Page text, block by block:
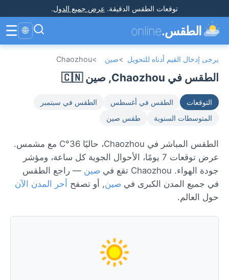
توقعات الطقس الدقيقة. عرض جميع الدول.
الطقس.online
🌐
☰
يرجى إدخال القيم أدناه للتحويل >صين >
Chaozhou
الطقس في Chaozhou, صين 🇨🇳
التوقعات الطقس في أغسطس
الطقس في سبتمبر
المتوسطات السنوية
طقس صين
الطقس المباشر في Chaozhou، حاليًا 36°C مع مشمس.
عرض توقعات 7 يومًا، الأحوال الجوية كل ساعة، ومؤشر
جودة الهواء. Chaozhou تقع في
صين — راجع الطقس
في جميع المدن الكبرى في صين, أو تصفح أحر المدن الآن
حول العالم.